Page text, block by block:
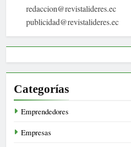
redaccion@revistalideres.ec
publicidad@revistalideres.ec
Categorías
Emprendedores
Empresas